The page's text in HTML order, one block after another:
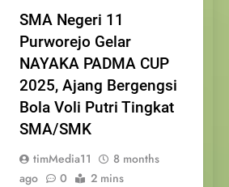
SMA Negeri 11
Purworejo Gelar
NAYAKA PADMA CUP
2025, Ajang Bergengsi
Bola Voli Putri Tingkat
SMA/SMK
timMedia11
8 months
ago
0 2 mins